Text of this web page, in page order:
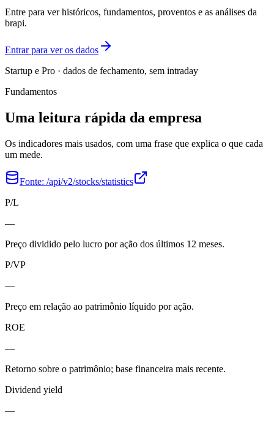
Entre para ver históricos, fundamentos, proventos e as análises da
brapi.
Entrar para ver os dados
Startup e Pro · dados de fechamento, sem intraday
Fundamentos
Uma leitura rápida da empresa
Os indicadores mais usados, com uma frase que explica o que cada
um mede.
Fonte: /api/v2/stocks/statistics
P/L
—
Preço dividido pelo lucro por ação dos últimos 12 meses.
P/VP
—
Preço em relação ao patrimônio líquido por ação.
ROE
—
Retorno sobre o patrimônio; base financeira mais recente.
Dividend yield
—